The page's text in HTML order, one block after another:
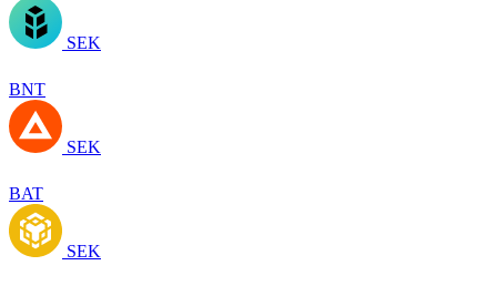
SEK
BNT
SEK
BAT
SEK